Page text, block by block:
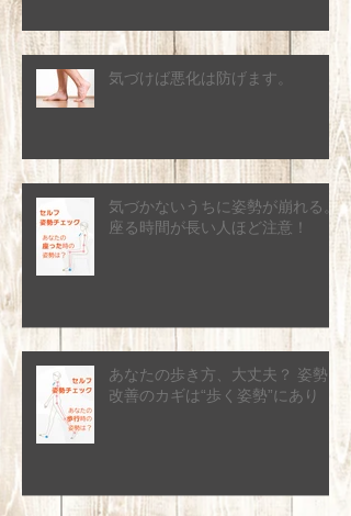
気づけば悪化は防げます。
気づかないうちに姿勢が崩れる。
座る時間が長い人ほど注意！
あなたの歩き方、大丈夫？ 姿勢
改善のカギは“歩く姿勢”にあり